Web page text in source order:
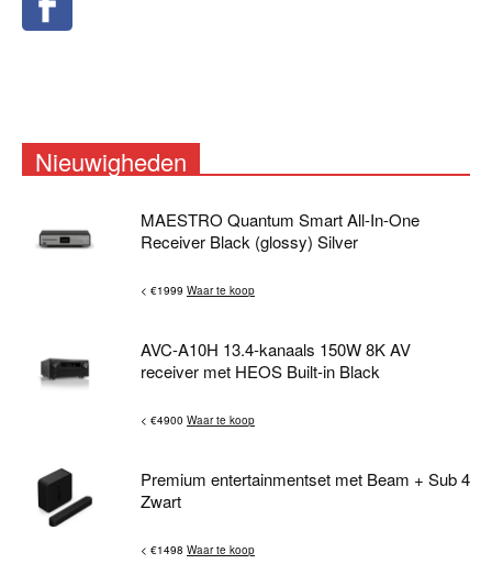
Nieuwigheden
MAESTRO Quantum Smart All-In-One
Receiver Black (glossy) Silver
< €1999 Waar te koop
AVC-A10H 13.4-kanaals 150W 8K AV
receiver met HEOS Built-in Black
< €4900 Waar te koop
Premium entertainmentset met Beam + Sub 4
Zwart
< €1498 Waar te koop